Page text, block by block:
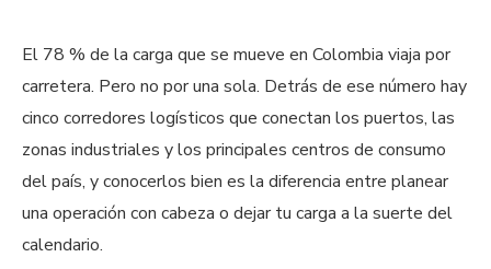
El 78 % de la carga que se mueve en Colombia viaja por
carretera. Pero no por una sola. Detrás de ese número hay
cinco corredores logísticos que conectan los puertos, las
zonas industriales y los principales centros de consumo
del país, y conocerlos bien es la diferencia entre planear
una operación con cabeza o dejar tu carga a la suerte del
calendario.